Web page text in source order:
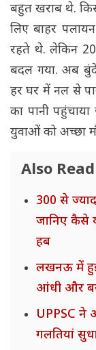
बहुत खराब थे.
लिए बाहर
रहते थे. लेकिन
बदल गया. अब
हर घर में नल से
का पानी
युवाओं को अच्छा
Also Read
300 से
जानिए कैसे
हब
लखनऊ में हुई
आंधी और
UPPSC ने
गलतियां